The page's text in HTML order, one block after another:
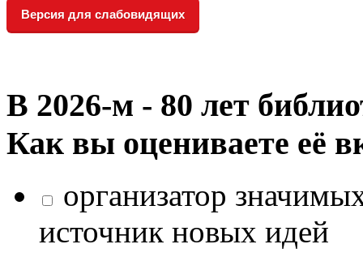
Версия для слабовидящих
В 2026‑м - 80 лет
Как вы оцениваете её
организатор
источник новых идей